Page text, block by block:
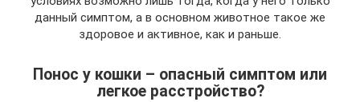
данный симптом, а в основном животное такое же
здоровое и активное, как и раньше.
Понос у кошки – опасный симптом или
легкое расстройство?